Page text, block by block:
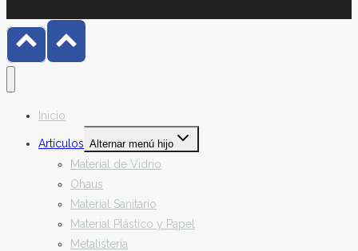
Inicio
Artículos Alternar menú hijo
Material de Vidrio
Ohaus
Material Sanitario
Material Plástico y Papel
Metalistería